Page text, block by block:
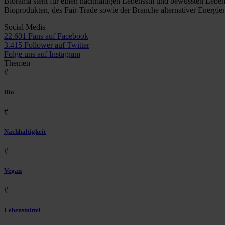
Bioprodukten, des Fair-Trade sowie der Branche alternativer
Social Media
22.601 Fans auf Facebook
3.415 Follower auf Twitter
Folge uns auf Instagram
Themen
#
Bio
#
Nachhaltigkeit
#
Vegan
#
Lebensmittel